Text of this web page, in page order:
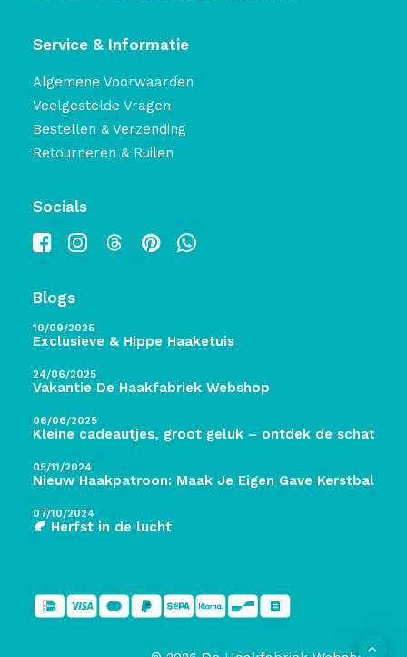
Service & Informatie
Algemene Voorwaarden
Veelgestelde Vragen
Bestellen & Verzending
Retourneren & Ruilen
Socials
Blogs
10/09/2025
Exclusieve & Hippe Haaketuis
24/06/2025
Vakantie De Haakfabriek Webshop
06/06/2025
Kleine cadeautjes, groot geluk – ontdek de schatten
05/11/2024
Nieuw Haakpatroon: Maak Je Eigen Gave Kerstballen!
07/10/2024
🍂 Herfst in de lucht